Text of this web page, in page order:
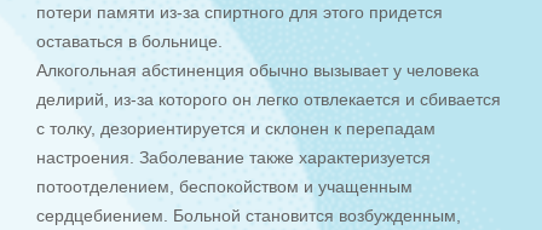
потери памяти из-за спиртного для этого придется
оставаться в больнице.
Алкогольная абстиненция обычно вызывает у человека
делирий, из-за которого он легко отвлекается и сбивается
с толку, дезориентируется и склонен к перепадам
настроения. Заболевание также характеризуется
потоотделением, беспокойством и учащенным
сердцебиением. Больной становится возбужденным,